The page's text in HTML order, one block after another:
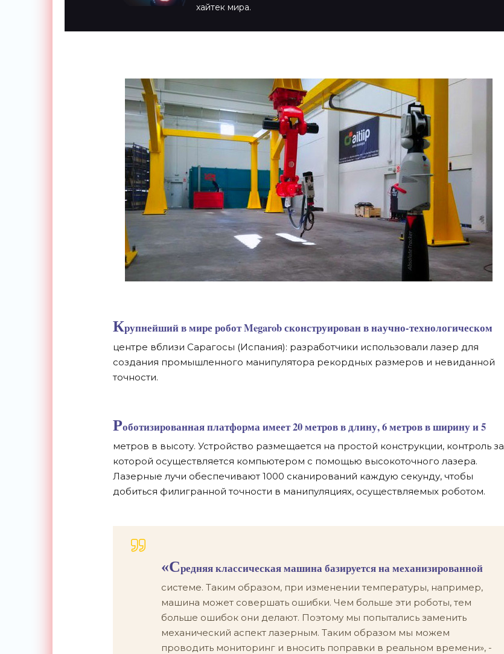
хайтек мира.
Крупнейший в мире роботMegarobсконструирован в научно-технологическом
центре вблизи Сарагосы (Испания): разработчики использовали лазер для
создания промышленного манипулятора рекордных размеров и невиданной
точности.
Роботизированная платформа имеет 20 метров в длину, 6 метров в ширину и 5
метров в высоту. Устройство размещается на простой конструкции, контроль за
которой осуществляется компьютером с помощью высокоточного лазера.
Лазерные лучи обеспечивают 1000 сканирований каждую секунду, чтобы
добиться филигранной точности в манипуляциях, осуществляемых роботом.
«Средняя классическая машина базируется на механизированной
системе. Таким образом, при изменении температуры, например,
машина может совершать ошибки. Чем больше эти роботы, тем
больше ошибок они делают. Поэтому мы попытались заменить
механический аспект лазерным. Таким образом мы можем
проводить мониторинг и вносить поправки в реальном времени», -